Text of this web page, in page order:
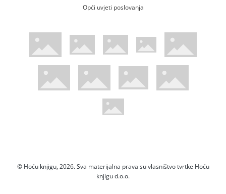
Opći uvjeti poslovanja
WsPay web stranicaMaestro web stranicaMastercard web stranicaAmerican Express web stranica
Visa web stranica
Diners web stranicaTrustwave certificiranoMastercard sigurnosni kod web
Pci Dss certificirano
Verified by Visa web stranica
© Hoću knjigu, 2026. Sva materijalna prava su vlasništvo tvrtke Hoću
knjigu d.o.o.